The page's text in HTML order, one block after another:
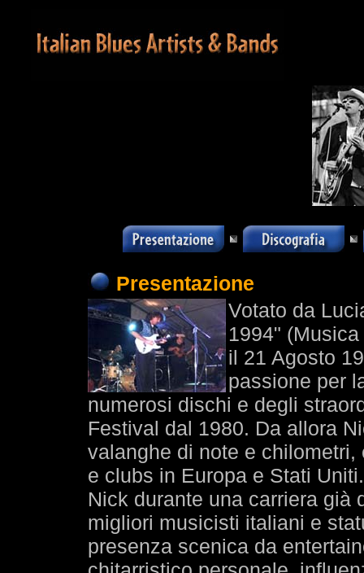
Presentazione
Votato da
1994"
il 21 Agosto
passione per
numerosi dischi e degli
Festival dal 1980. Da allora
valanghe di note e
e clubs in Europa e Stati Uniti.
Nick durante una carriera già
migliori musicisti italiani e
presenza scenica da